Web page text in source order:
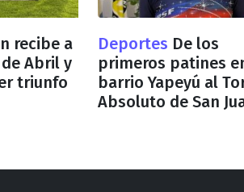
recibe a
Abril y
triunfo
Deportes De los
primeros patines
barrio Yapeyú al
Absoluto de San